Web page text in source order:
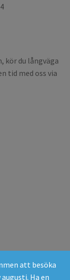
att besöka
Ha en
kör du långväga
tid med oss via